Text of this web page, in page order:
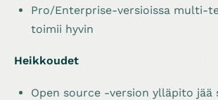
Pro/Enterprise-versioissa multi-
toimii hyvin
Heikkoudet
Open source -version ylläpito jää